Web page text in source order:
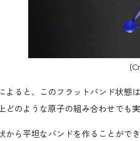
よると、このフラットバンド状態
どのような原子の組み合わせでも
から平坦なバンドを作ることが